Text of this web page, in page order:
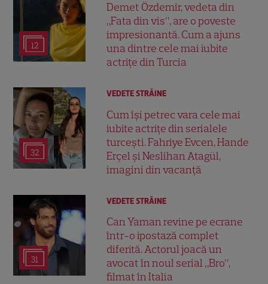
12
Demet Özdemir, vedeta din
„Fata din vis”, are o poveste
impresionantă. Cum a ajuns
una dintre cele mai iubite
actrițe din Turcia
32
VEDETE STRĂINE
Cum își petrec vara cele mai
iubite actrițe din serialele
turcești. Fahriye Evcen, Hande
Erçel și Neslihan Atagül,
imagini din vacanță
31
VEDETE STRĂINE
Can Yaman revine pe ecrane
într-o ipostază complet
diferită. Actorul joacă un
avocat în noul serial „Bro”,
filmat în Italia